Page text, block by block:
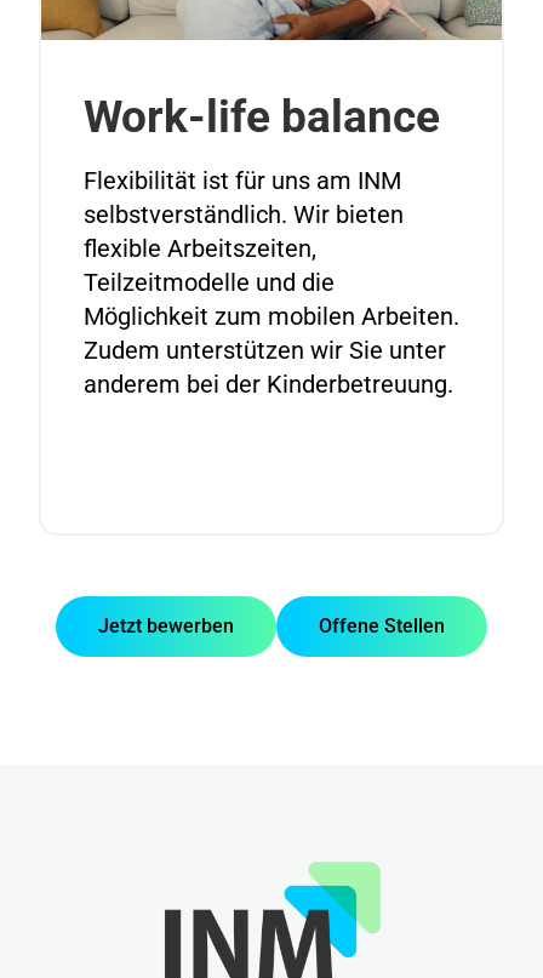
Work-life balance
Flexibilität ist für uns am INM
selbstverständlich. Wir bieten
flexible Arbeitszeiten,
Teilzeitmodelle und die
Möglichkeit zum mobilen Arbeiten.
Zudem unterstützen wir Sie unter
anderem bei der Kinderbetreuung.
Jetzt bewerben Offene Stellen